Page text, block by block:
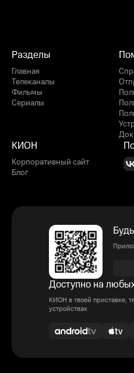
Разделы
Главная
Телеканалы
Фильмы
Сериалы
КИОН
Корпоративный сайт
Блог
Доступно на
КИОН в твоей приставке,
устройствах